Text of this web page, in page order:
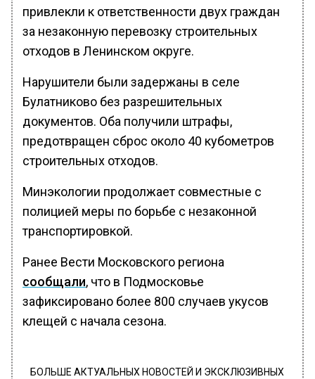
привлекли к ответственности двух граждан
за незаконную перевозку строительных
отходов в Ленинском округе.
Нарушители были задержаны в селе
Булатниково без разрешительных
документов. Оба получили штрафы,
предотвращен сброс около 40 кубометров
строительных отходов.
Минэкологии продолжает совместные с
полицией меры по борьбе с незаконной
транспортировкой.
Ранее Вести Московского региона
сообщали, что в Подмосковье
зафиксировано более 800 случаев укусов
клещей с начала сезона.
БОЛЬШЕ АКТУАЛЬНЫХ НОВОСТЕЙ И ЭКСКЛЮЗИВНЫХ